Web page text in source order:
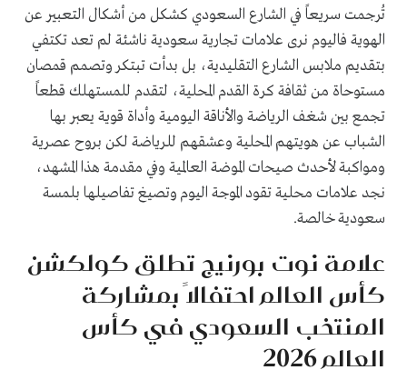
تُرجمت سريعاً في الشارع السعودي كشكل من أشكال التعبير عن
الهوية فاليوم نرى علامات تجارية سعودية ناشئة لم تعد تكتفي
بتقديم ملابس الشارع التقليدية، بل بدأت تبتكر وتصمم قمصان
مستوحاة من ثقافة كرة القدم المحلية، لتقدم للمستهلك قطعاً
تجمع بين شغف الرياضة والأناقة اليومية وأداة قوية يعبر بها
الشباب عن هويتهم المحلية وعشقهم للرياضة لكن بروح عصرية
ومواكبة لأحدث صيحات الموضة العالمية وفي مقدمة هذا المشهد،
نجد علامات محلية تقود الموجة اليوم وتصيغ تفاصيلها بلمسة
سعودية خالصة.
علامة نوت بورنيج تطلق كولكشن
كأس العالم احتفالاً بمشاركة
المنتخب السعودي في كأس
العالم 2026